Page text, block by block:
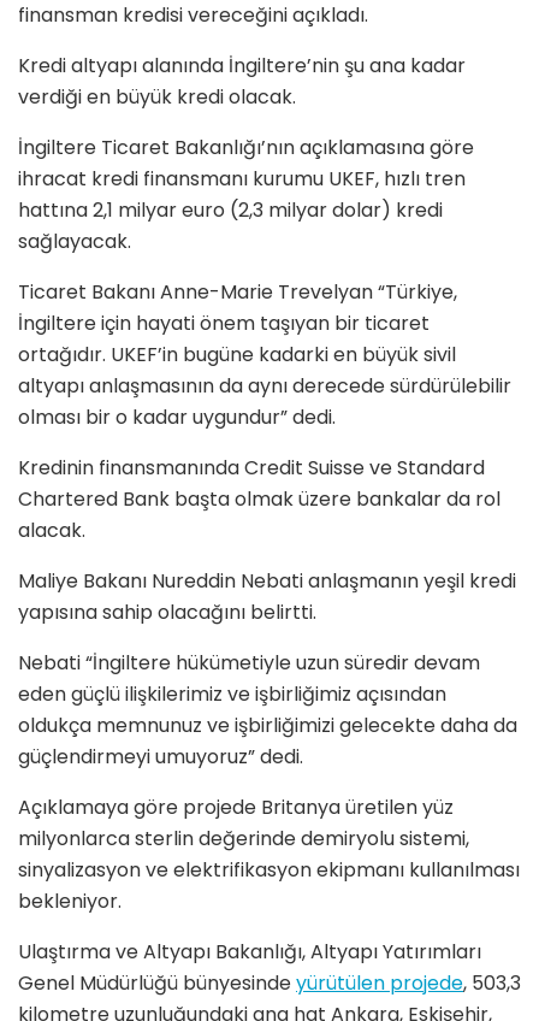
finansman kredisi vereceğini açıkladı.
Kredi altyapı alanında İngiltere’nin şu ana kadar
verdiği en büyük kredi olacak.
İngiltere Ticaret Bakanlığı’nın açıklamasına göre
ihracat kredi finansmanı kurumu UKEF, hızlı tren
hattına 2,1 milyar euro (2,3 milyar dolar) kredi
sağlayacak.
Ticaret Bakanı Anne-Marie Trevelyan “Türkiye,
İngiltere için hayati önem taşıyan bir ticaret
ortağıdır. UKEF’in bugüne kadarki en büyük sivil
altyapı anlaşmasının da aynı derecede sürdürülebilir
olması bir o kadar uygundur” dedi.
Kredinin finansmanında Credit Suisse ve Standard
Chartered Bank başta olmak üzere bankalar da rol
alacak.
Maliye Bakanı Nureddin Nebati anlaşmanın yeşil kredi
yapısına sahip olacağını belirtti.
Nebati“İngiltere hükümetiyle uzun süredir devam
eden güçlü ilişkilerimiz ve işbirliğimiz açısından
oldukça memnunuz ve işbirliğimizi gelecekte daha da
güçlendirmeyi umuyoruz” dedi.
Açıklamaya göre projede Britanya üretilen yüz
milyonlarca sterlin değerinde demiryolu sistemi,
sinyalizasyon ve elektrifikasyon ekipmanı kullanılması
bekleniyor.
Ulaştırma ve Altyapı Bakanlığı, Altyapı Yatırımları
Genel Müdürlüğü bünyesindeyürütülen projede, 503,3
kilometre uzunluğundaki ana hat Ankara, Eskişehir,